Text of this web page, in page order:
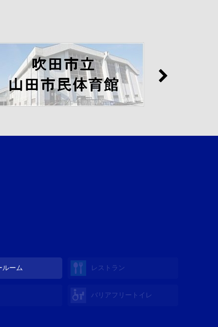
ルーム レストラン
バリアフリートイレ